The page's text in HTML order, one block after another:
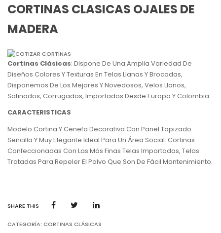
CORTINAS CLASICAS OJALES DE
MADERA
Cortinas Clásicas: Dispone De Una Amplia Variedad De
Diseños Colores Y Texturas En Telas Llanas Y Brocadas,
Disponemos De Los Mejores Y Novedosos, Velos Llanos,
Satinados, Corrugados, Importados Desde Europa Y Colombia.
CARACTERISTICAS
Modelo Cortina Y Cenefa Decorativa Con Panel Tapizado:
Sencilla Y Muy Elegante Ideal Para Un Área Social. Cortinas
Confeccionadas Con Las Más Finas Telas Importadas, Telas
Tratadas Para Repeler El Polvo Que Son De Fácil Mantenimiento.
SHARE THIS
CATEGORÍA: CORTINAS CLÁSICAS